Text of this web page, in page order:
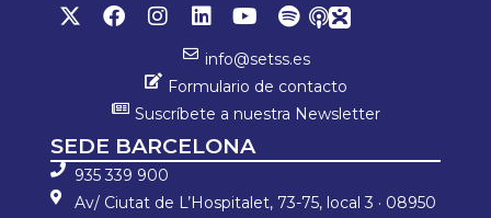
info@setss.es
Formulario de contacto
Suscríbete a nuestra Newsletter
SEDE BARCELONA
935 339 900
Av/ Ciutat de L’Hospitalet, 73-75, local 3 · 08950